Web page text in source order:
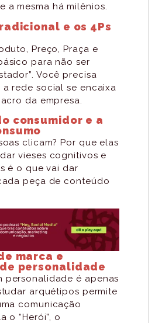
a mesma há milênios.
e os 4Ps
Preço, Praça e
para não ser
Você precisa
rede social se encaixa
da empresa.
consumidor e a
clicam? Por que elas
vieses cognitivos e
é o que vai dar
peça de conteúdo
marca e
personalidade
personalidade é apenas
arquétipos permite
comunicação
o “Herói”, o